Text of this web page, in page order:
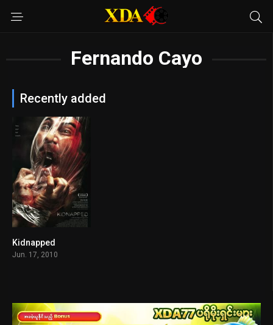
Fernando Cayo
Recently added
Kidnapped
Jun. 17, 2010